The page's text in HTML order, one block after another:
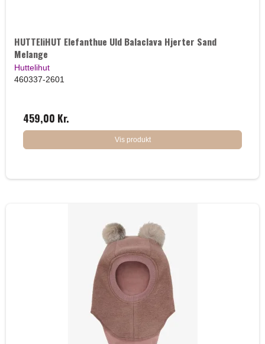
HUTTEliHUT Elefanthue Uld Balaclava Hjerter Sand
Melange
Huttelihut
460337-2601
459,00 Kr.
Vis produkt